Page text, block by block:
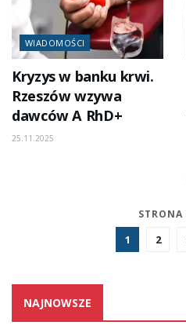
WIADOMOŚCI
Kryzys w banku krwi.
Rzeszów wzywa
dawców A RhD+
25.11.2025
1 2
NAJNOWSZE